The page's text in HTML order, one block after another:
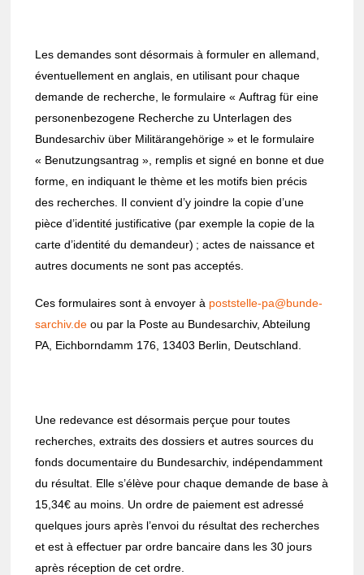
Les demandes sont désor­mais à formu­ler en alle­mand,
éven­tuel­le­ment en anglais, en utili­sant pour chaque
demande de recherche, le formu­laire « Auftrag für eine
perso­nen­be­zo­gene Recherche zu Unter­la­gen des
Bunde­sar­chiv über Militä­ran­gehö­rige » et le formu­laire
« Benut­zung­san­trag », remplis et signé en bonne et due
forme, en indiquant le thème et les motifs bien précis
des recherches. Il convient d’y joindre la copie d’une
pièce d’iden­tité justi­fi­ca­tive (par exemple la copie de la
carte d’iden­tité du deman­deur) ; actes de nais­sance et
autres docu­ments ne sont pas accep­tés.
Ces formu­laires sont à envoyer à post­stelle-pa@bun­de­
sar­chiv.de ou par la Poste au Bunde­sar­chiv, Abtei­lung
PA, Eich­born­damm 176, 13403 Berlin, Deut­schland.
Une rede­vance est désor­mais perçue pour toutes
recherches, extraits des dossiers et autres sources du
fonds docu­men­taire du Bunde­sar­chiv, indé­pen­dam­ment
du résul­tat. Elle s’élève pour chaque demande de base à
15,34€ au moins. Un ordre de paie­ment est adressé
quelques jours après l’en­voi du résul­tat des recherches
et est à effec­tuer par ordre bancaire dans les 30 jours
après récep­tion de cet ordre.